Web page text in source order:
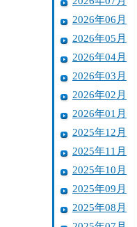
2026年06月
2026年05月
2026年04月
2026年03月
2026年02月
2026年01月
2025年12月
2025年11月
2025年10月
2025年09月
2025年08月